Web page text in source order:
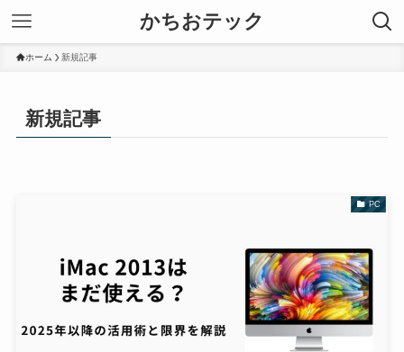
かちおテック
ホーム 新規記事
新規記事
PC